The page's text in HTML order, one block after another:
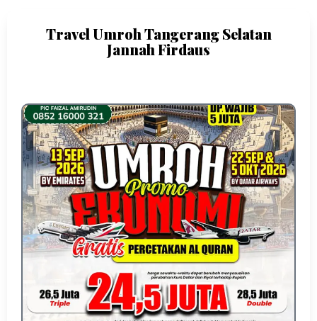
Travel Umroh Tangerang Selatan
Jannah Firdaus